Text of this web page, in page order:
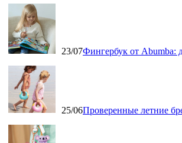
23/07Фингербук от Abumba:
25/06Проверенные летние